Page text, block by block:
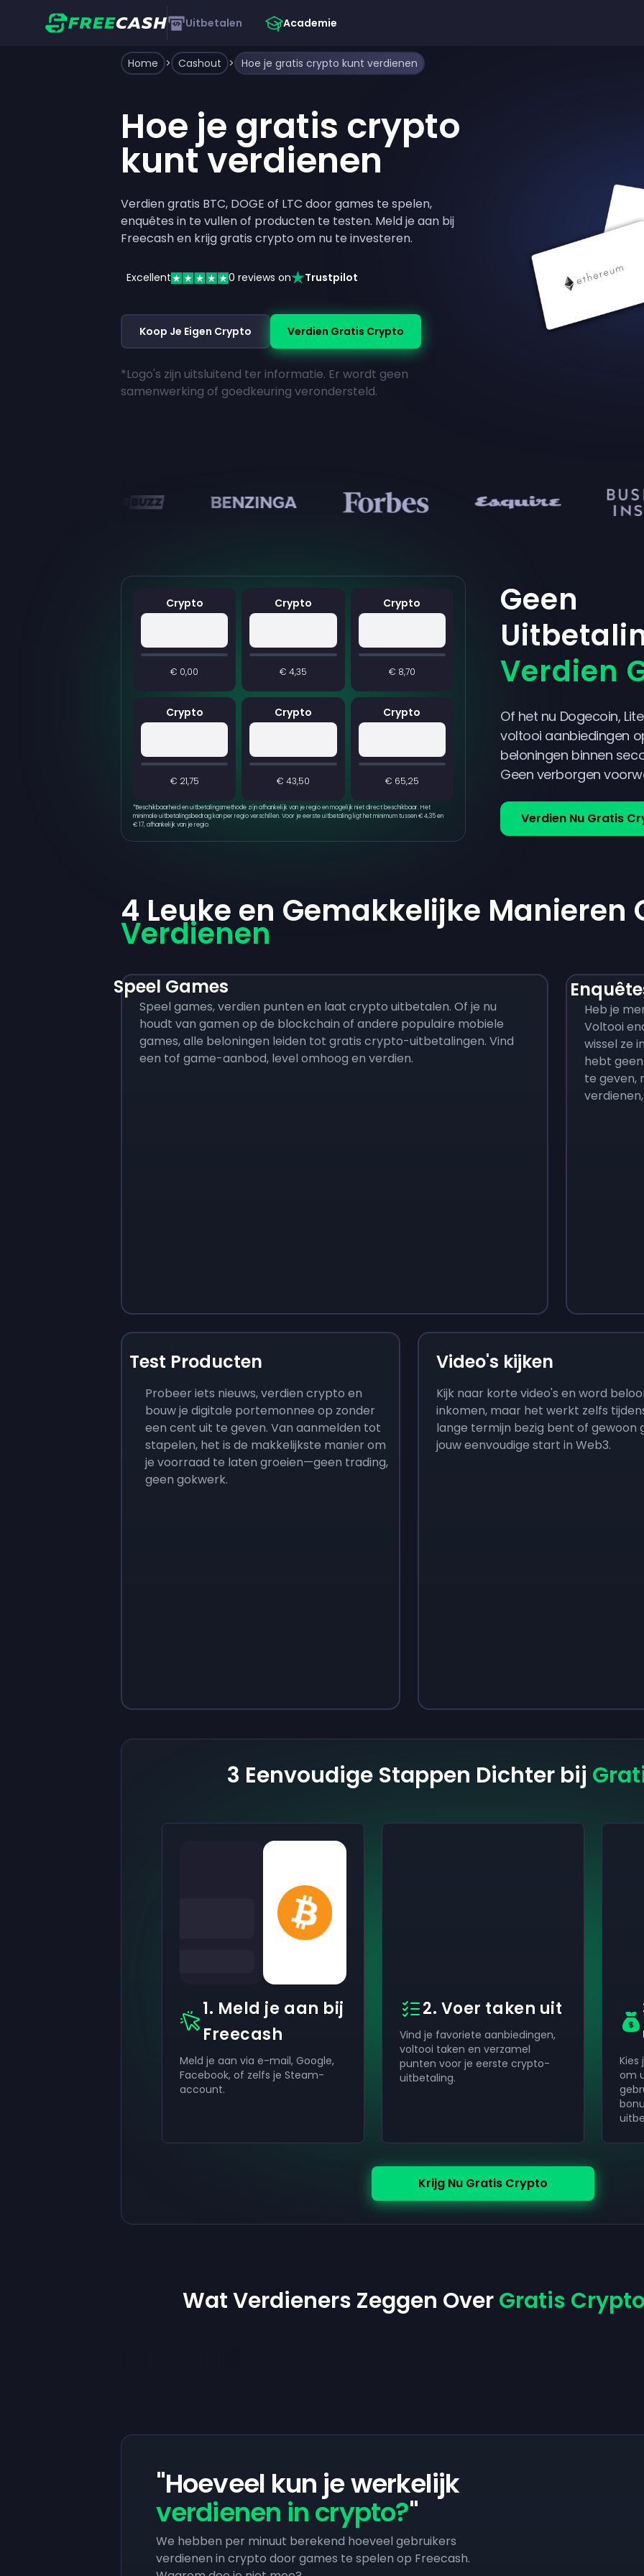
Uitbetalen Academie
Home > Cashout > Hoe je gratis crypto kunt verdienen
Hoe je gratis crypto
kunt verdienen
Verdien gratis BTC, DOGE of LTC door games te spelen,
enquêtes in te vullen of producten te testen. Meld je aan bij
Freecash en krijg gratis crypto om nu te investeren.
Excellent 0 reviews on Trustpilot
Koop Je Eigen Crypto Verdien Gratis Crypto
*Logo's zijn uitsluitend ter informatie. Er wordt geen
samenwerking of goedkeuring verondersteld.
Crypto
€ 0,00
Crypto
€ 4,35
Crypto
€ 8,70
Crypto
€ 21,75
Crypto
€ 43,50
Crypto
€ 65,25
*Beschikbaarheid en uitbetalingsmethode zijn afhankelijk van je regio en mogelijk niet direct beschikbaar. Het
minimale uitbetalingsbedrag kan per regio verschillen. Voor je eerste uitbetaling ligt het minimum tussen € 4,35 en
€ 17, afhankelijk van je regio.
Geen
Verdien
Of het nu Dogecoin,
voltooi aanbiedingen
beloningen binnen
Geen verborgen
Verdien Nu Gratis
4 Leuke en Gemakkelijke Manieren
Verdienen
Speel Games
Speel games, verdien punten en laat crypto uitbetalen. Of je nu
houdt van gamen op de blockchain of andere populaire mobiele
games, alle beloningen leiden tot gratis crypto-uitbetalingen. Vind
een tof game-aanbod, level omhoog en verdien.
Heb je
Voltooi
wissel ze
hebt
te geven,
Test Producten
Probeer iets nieuws, verdien crypto en
bouw je digitale portemonnee op zonder
een cent uit te geven. Van aanmelden tot
stapelen, het is de makkelijkste manier om
je voorraad te laten groeien—geen trading,
geen gokwerk.
Video's kijken
Kijk naar korte video's en word
inkomen, maar het werkt zelfs
lange termijn bezig bent of gewoon
jouw eenvoudige start in Web3.
3 Eenvoudige Stappen Dichter bij
1. Meld je aan bij
Freecash
Meld je aan via e-mail, Google,
Facebook, of zelfs je Steam-
account.
2. Voer taken uit
Vind je favoriete aanbiedingen,
voltooi taken en verzamel
punten voor je eerste crypto-
uitbetaling.
om
Krijg Nu Gratis Crypto
Wat Verdieners Zeggen OverGratis
"Hoeveel kun je werkelijk
verdienen in crypto?"
We hebben per minuut berekend hoeveel gebruikers
verdienen in crypto door games te spelen op Freecash.